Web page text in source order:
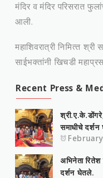
मंदिर व मंदिर परिसरात
आली.
महाशिवरात्री निमित्‍त
साईभक्‍तांनी खिचडी
Recent Press &
समाधीचे
अभिनेता रितेश
दर्शन घेतले.